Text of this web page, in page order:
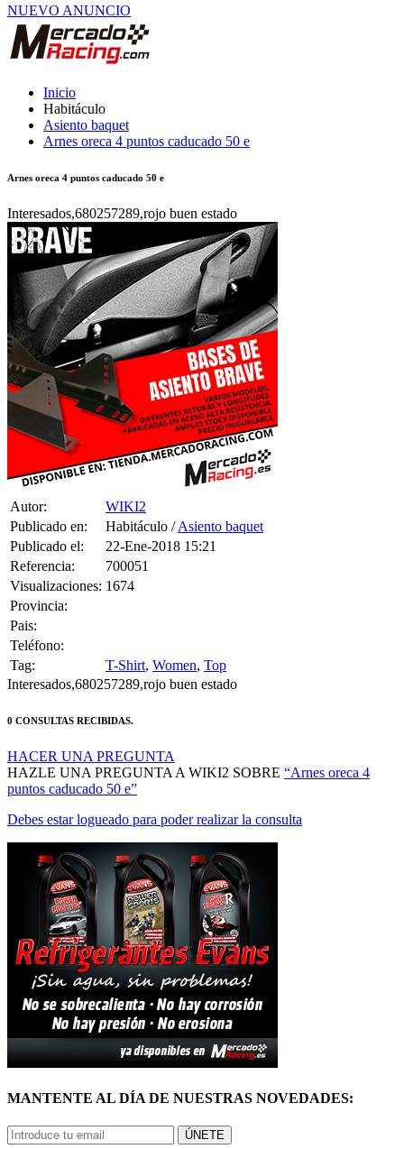
Habitáculo
Asiento baquet
Arnes oreca 4 puntos caducado 50 e
Autor:
Publicado en:
Habitáculo /
Publicado el:
22-Ene-2018 15:21
Referencia:
700051
Visualizaciones:
1674
Provincia:
Pais:
Teléfono:
Tag:
Interesados,680257289,rojo buen estado
HAZLE UNA PREGUNTA A WIKI2 SOBRE
puntos caducado 50 e”
Debes estar logueado para poder realizar la consulta